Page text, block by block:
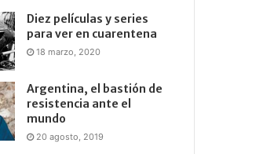
Diez películas y series
para ver en cuarentena
18 marzo, 2020
Argentina, el bastión de
resistencia ante el
mundo
20 agosto, 2019